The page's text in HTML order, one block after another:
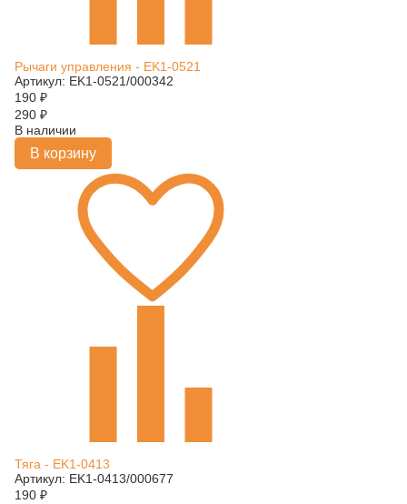
Рычаги управления - EK1-0521
Артикул: EK1-0521/000342
190 ₽
290 ₽
В наличии
В корзину
Тяга - EK1-0413
Артикул: EK1-0413/000677
190 ₽